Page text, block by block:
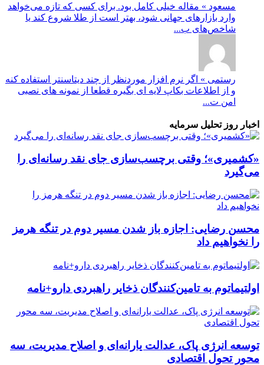
مسعود » مقاله خیلی کامل بود. برای کسی که تازه می‌خواهد
وارد بازارهای جهانی شود، بهتر است از طلا شروع کند یا
شاخص‌های ب...
رستمی » اگر نرم افزار موردنظر از چند دیتاسنتر استفاده کنه
و از اطلاعات بکاپ لایه ای بگیره قطعا از نمونه های نصبی
امن ت...
اخبار روز تحلیل سرمایه
«کشمیری»؛ وقتی برچسب‌سازی جای نقد رسانه‌ای را
می‌گیرد
محسن رضایی: اجازه باز شدن مسیر دوم در تنگه هرمز
را نخواهیم داد
اولتیماتوم به تامین‌کنندگان ذخایر راهبردی دارو+نامه
توسعه انرژی پاک، عدالت یارانه‌ای و اصلاح مدیریت، سه
محور تحول اقتصادی